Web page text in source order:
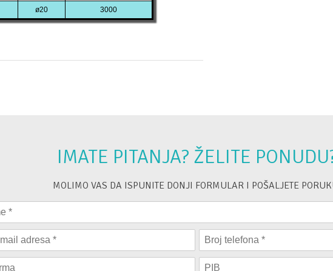
ø20 3000
IMATE PITANJA? ŽELITE
MOLIMO VAS DA ISPUNITE DONJI FORMULAR I POŠALJETE